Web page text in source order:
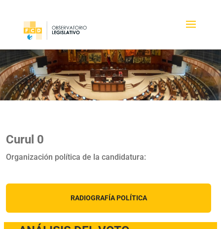
Curul 0
Organización política de la candidatura:
RADIOGRAFÍA POLÍTICA